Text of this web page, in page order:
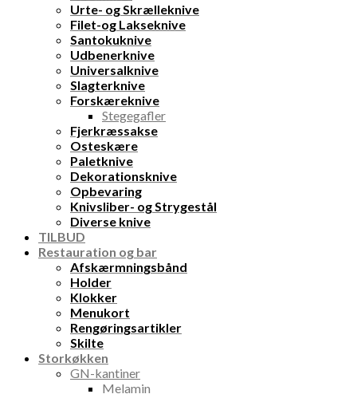
Urte- og Skrælleknive
Filet-og Lakseknive
Santokuknive
Udbenerknive
Universalknive
Slagterknive
Forskæreknive
Stegegafler
Fjerkræssakse
Osteskære
Paletknive
Dekorationsknive
Opbevaring
Knivsliber- og Strygestål
Diverse knive
TILBUD
Restauration og bar
Afskærmningsbånd
Holder
Klokker
Menukort
Rengøringsartikler
Skilte
Storkøkken
GN-kantiner
Melamin